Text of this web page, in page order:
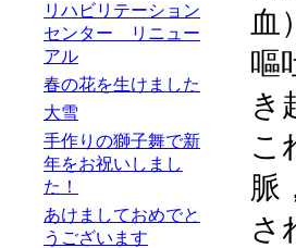
血
嘔
き
こ
脈
さ
リハビリテーション
センター リニュー
アル
春の花を生けました
大雪
手作りの獅子舞で新
年をお祝いしまし
た！
あけましておめでと
うございます